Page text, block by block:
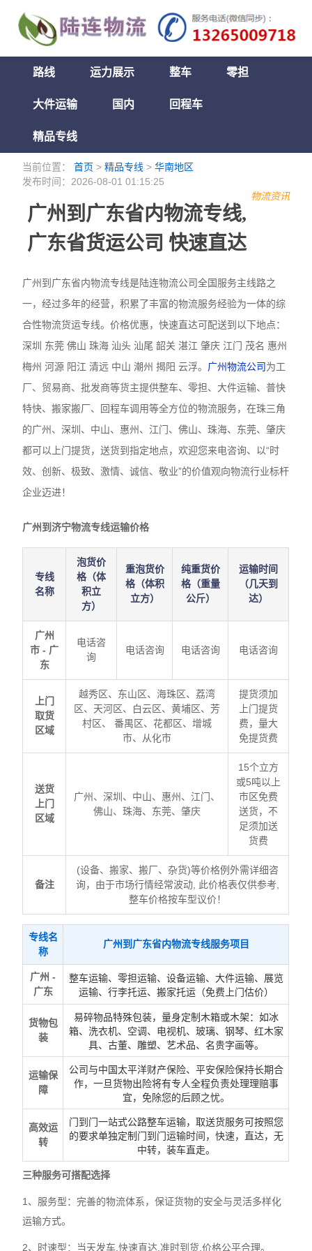
路线 运力展示 整车 零担
大件运输 国内 回程车
精品专线
当前位置：首页 >精品专线 >华南地区
发布时间：2026-08-01 01:15:25
物流资讯
广州到广东省内物流专线,
广东省货运公司 快速直达
广州到广东省内物流专线是陆连物流公司全国服务主线路之
一，经过多年的经营，积累了丰富的物流服务经验为一体的综
合性物流货运专线。价格优惠，快速直达可配送到以下地点：
深圳 东莞 佛山 珠海 汕头 汕尾 韶关 湛江 肇庆 江门 茂名 惠州
梅州 河源 阳江 清远 中山 潮州 揭阳 云浮。 广州物流公司为工
厂、贸易商、批发商等货主提供整车、零担、大件运输、普快
特快、搬家搬厂、回程车调用等全方位的物流服务，在珠三角
的广州、深圳、中山、惠州、江门、佛山、珠海、东莞、肇庆
都可以上门提货，送货到指定地点，欢迎您来电咨询、以“时
效、创新、极致、激情、诚信、敬业”的价值观向物流行业标杆
企业迈进！
广州到济宁物流专线运输价格
专线
名称
泡货价
格（体
积立
方）
重泡货价
格（体积
立方）
纯重货价
格（重量
公斤）
运输时间
（几天到
达）
广州
市 - 广
东
电话咨
询
电话咨询 电话咨询 电话咨询
上门
取货
区域
越秀区、东山区、海珠区、荔湾
区、天河区、白云区、黄埔区、芳
村区、 番禺区、花都区、增城
市、从化市
提货须加
上门提货
费，量大
免提货费
送货
上门
区域
广州、深圳、中山、惠州、江门、
佛山、珠海、东莞、肇庆
15个立方
或5吨以上
市区免费
送货，不
足须加送
货费
备注
(设备、搬家、搬厂、杂货)等价格例外需详细咨
询，由于市场行情经常波动, 此价格表仅供参考,
整车价格按车型议价！
专线名
称
广州到广东省内物流专线服务项目
广州 -
广东
整车运输、零担运输、设备运输、大件运输、展览
运输、行李托运、搬家托运（免费上门估价）
货物包
装
易碎物品特殊包装，量身定制木箱或木架：如冰
箱、洗衣机、空调、电视机、玻璃、钢琴、红木家
具、古董、雕塑、艺术品、名贵字画等。
运输保
障
公司与中国太平洋财产保险、平安保险保持长期合
作，一旦货物出险将有专人全程负责处理理赔事
宜，免除您的后顾之忧。
高效运
转
门到门一站式公路整车运输，取送货服务可按照您
的要求单独定制门到门运输时间，快速，直达，无
中转，装车直走。
三种服务可搭配选择
1、服务型：完善的物流体系，保证货物的安全与灵活多样化
运输方式。
2、时速型：当天发车,快速直达,准时到货,价格公平合理。